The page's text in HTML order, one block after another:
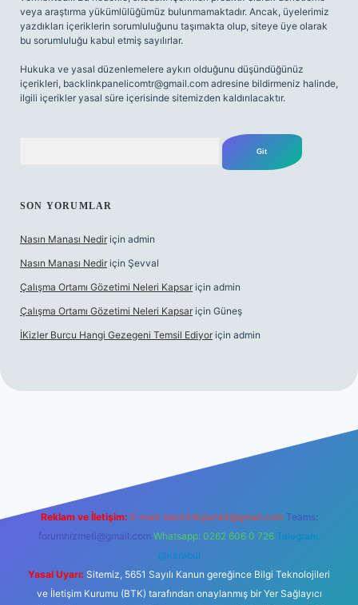
veya araştırma yükümlülüğümüz bulunmamaktadır. Ancak, üyelerimiz
yazdıkları içeriklerin sorumluluğunu taşımakta olup, siteye üye olarak
bu sorumluluğu kabul etmiş sayılırlar.
Hukuka ve yasal düzenlemelere aykırı olduğunu düşündüğünüz
içerikleri, backlinkpanelicomtr@gmail.com adresine bildirmeniz halinde,
ilgili içerikler yasal süre içerisinde sitemizden kaldırılacaktır.
SON YORUMLAR
Nasın Manası Nedir için admin
Nasın Manası Nedir için Şevval
Çalışma Ortamı Gözetimi Neleri Kapsar için admin
Çalışma Ortamı Gözetimi Neleri Kapsar için Güneş
İKizler Burcu Hangi Gezegeni Temsil Ediyor için admin
Reklam ve İletişim: E-mail: backlinkpaneli@gmail.com Teams:
forumhizmeti@gmail.com Whatsapp: 0262 606 0 726 Telegram:
@karabul
Yasal Uyarı: Sitemiz, 5651 Sayılı Kanun gereğince Bilgi Teknolojileri
ve İletişim Kurumu (BTK) tarafından onaylanmış bir Yer Sağlayıcı